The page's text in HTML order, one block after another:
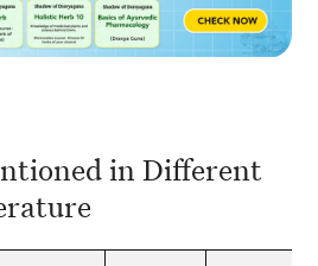
in Different